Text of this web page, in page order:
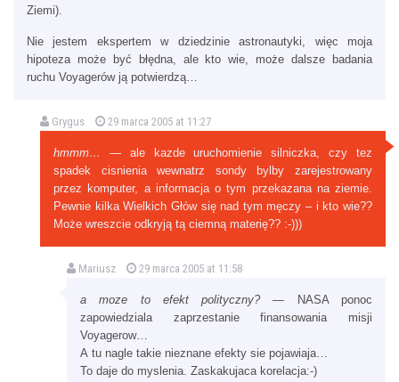
Ziemi).
Nie jestem ekspertem w dziedzinie astronautyki, więc moja
hipoteza może być błędna, ale kto wie, może dalsze badania
ruchu Voyagerów ją potwierdzą…
Grygus 29 marca 2005 at 11:27
hmmm…
— ale kazde uruchomienie silniczka, czy tez
spadek cisnienia wewnatrz sondy bylby zarejestrowany
przez komputer, a informacja o tym przekazana na ziemie.
Pewnie kilka Wielkich Głów się nad tym męczy – i kto wie??
Może wreszcie odkryją tą ciemną materię?? :-)))
Mariusz 29 marca 2005 at 11:58
a moze to efekt polityczny?— NASA ponoc
zapowiedziala zaprzestanie finansowania misji
Voyagerow…
A tu nagle takie nieznane efekty sie pojawiaja…
To daje do myslenia. Zaskakujaca korelacja:-)